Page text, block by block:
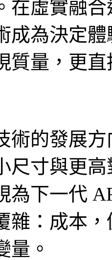
在虛實融
成為決定
質量，更
術的發展
尺寸與更
為下一代
雜：成本
量。